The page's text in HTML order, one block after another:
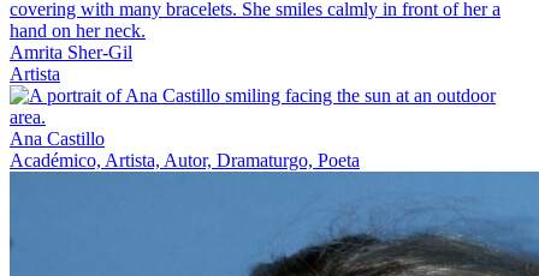
Amrita Sher-Gil
Artista
Ana Castillo
Académico, Artista, Autor, Dramaturgo, Poeta